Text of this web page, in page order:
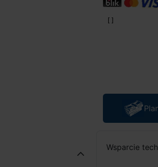
Wsparcie